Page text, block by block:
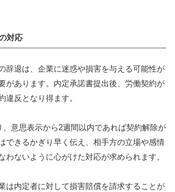
対応
辞退は、企業に迷惑や損害を与える可能性が
があります。内定承諾書提出後、労働契約が
違反となり得ます。
、意思表示から2週間以内であれば契約解除が
できるかぎり早く伝え、相手方の立場や感情
わないように心がけた対応が求められます。
は内定者に対して損害賠償を請求することが